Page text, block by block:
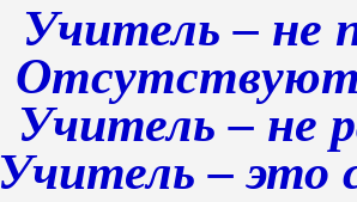
Учитель – не
Отсутствуют
Учитель – не
Учитель – это